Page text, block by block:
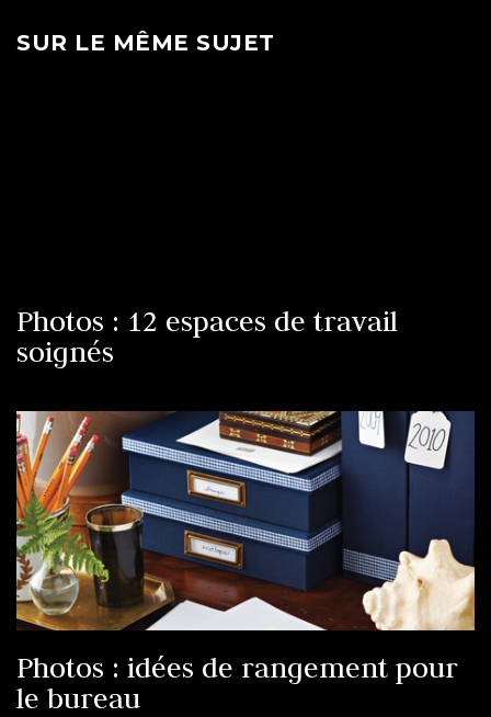
SUR LE MÊME SUJET
Photos : 12 espaces de travail
soignés
Photos : idées de rangement pour
le bureau